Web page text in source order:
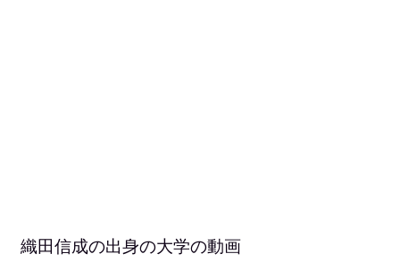
織田信成の出身の大学の動画